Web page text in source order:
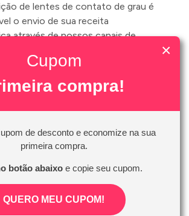
de lentes de contato de grau é
o envio de sua receita
através de nossos canais de
que para reposição mantenha
ao qual está adaptado (a),
em material, diâmetro, curva
transmissibilidade de oxigênio,
prazo de descarte, características
×
Cupom
compra!
de desconto e economize na sua
primeira compra.
botão abaixoe copie seu cupom.
QUERO MEU CUPOM!